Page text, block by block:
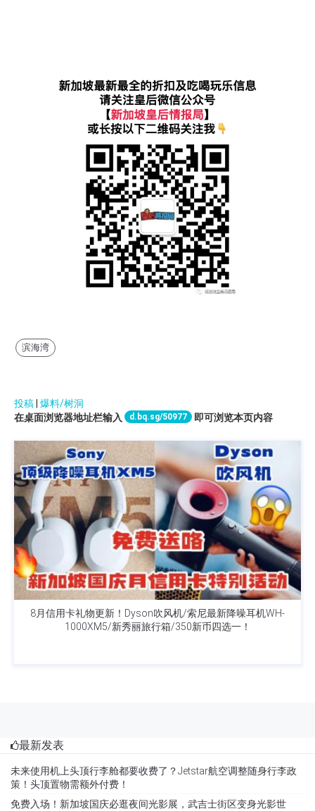
滨海湾
投稿 爆料/树洞
在桌面浏览器地址栏输入
d.bq.sg/50977 即可浏览本页内容
8月信用卡礼物更新！Dyson吹风机/索尼最新降噪耳机WH-
1000XM5/新秀丽旅行箱/350新币四选一！
最新发表
未来使用机上头顶行李舱都要收费了？Jetstar航空调整随身行李政
策！头顶置物需额外付费！
免费入场！新加坡国庆必逛夜间光影展，武吉士街区变身光影世